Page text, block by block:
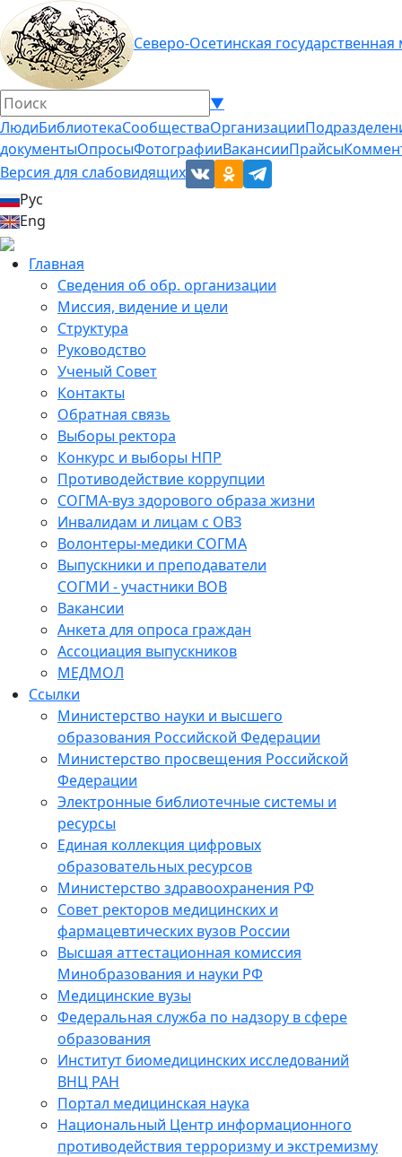
Северо-Осетинская
▼
ЛюдиБиблиотекаСообществаОрганизации
документыОпросыФотографииВакансииПрайсы
Версия для слабовидящих
Рус
Eng
Главная
Сведения об обр. организации
Миссия, видение и цели
Структура
Руководство
Ученый Совет
Контакты
Обратная связь
Выборы ректора
Конкурс и выборы НПР
Противодействие коррупции
СОГМА-вуз здорового образа жизни
Инвалидам и лицам с ОВЗ
Волонтеры-медики СОГМА
Выпускники и преподаватели
СОГМИ - участники ВОВ
Вакансии
Анкета для опроса граждан
Ассоциация выпускников
МЕДМОЛ
Ссылки
Министерство науки и высшего
образования Российской Федерации
Министерство просвещения Российской
Федерации
Электронные библиотечные системы и
ресурсы
Единая коллекция цифровых
образовательных ресурсов
Министерство здравоохранения РФ
Совет ректоров медицинских и
фармацевтических вузов России
Высшая аттестационная комиссия
Минобразования и науки РФ
Медицинские вузы
Федеральная служба по надзору в сфере
образования
Институт биомедицинских исследований
ВНЦ РАН
Портал медицинская наука
Национальный Центр информационного
противодействия терроризму и экстремизму